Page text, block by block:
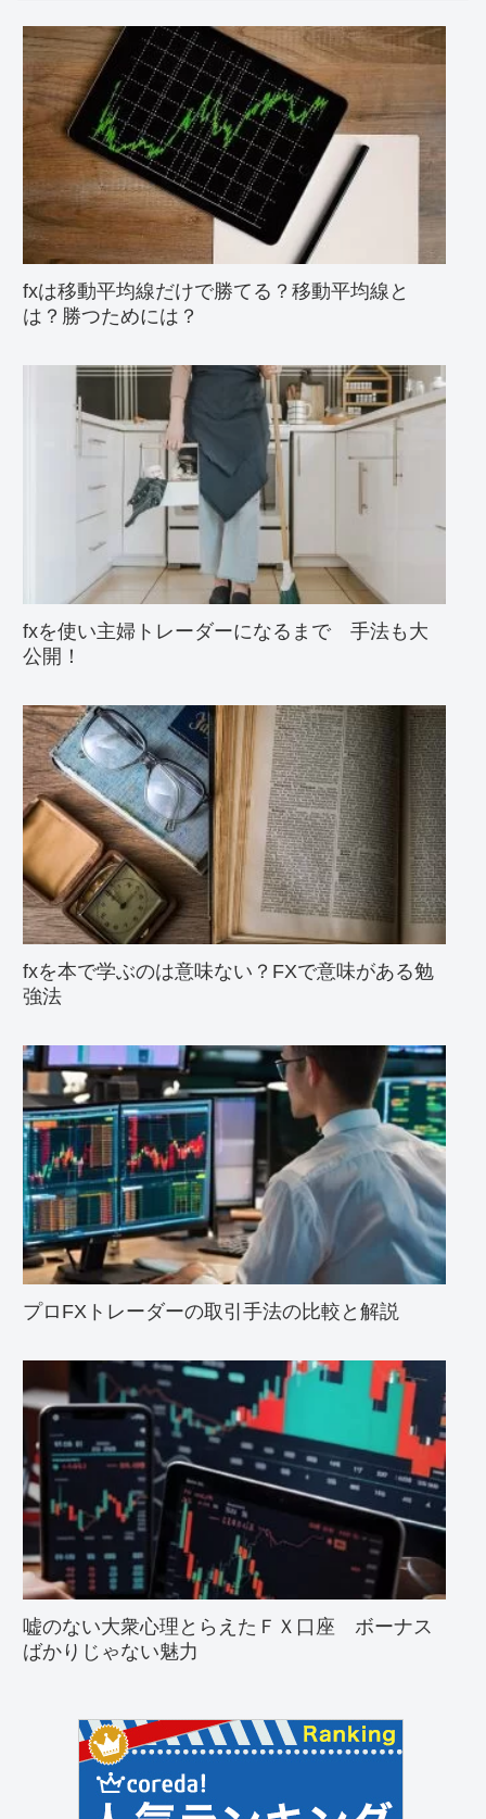
fxは移動平均線だけで勝てる？移動平均線と
は？勝つためには？
fxを使い主婦トレーダーになるまで 手法も大
公開！
fxを本で学ぶのは意味ない？FXで意味がある勉
強法
プロFXトレーダーの取引手法の比較と解説
嘘のない大衆心理とらえたＦＸ口座 ボーナス
ばかりじゃない魅力